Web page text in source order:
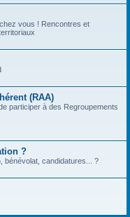
vous ! Rencontres et
(RAA)
participer à des Regroupements
?
bénévolat, candidatures... ?